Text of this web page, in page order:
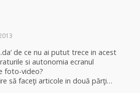
de ce nu ai putut trece in acest
si autonomia ecranul
foto-video?
să faceţi articole in două părţi…